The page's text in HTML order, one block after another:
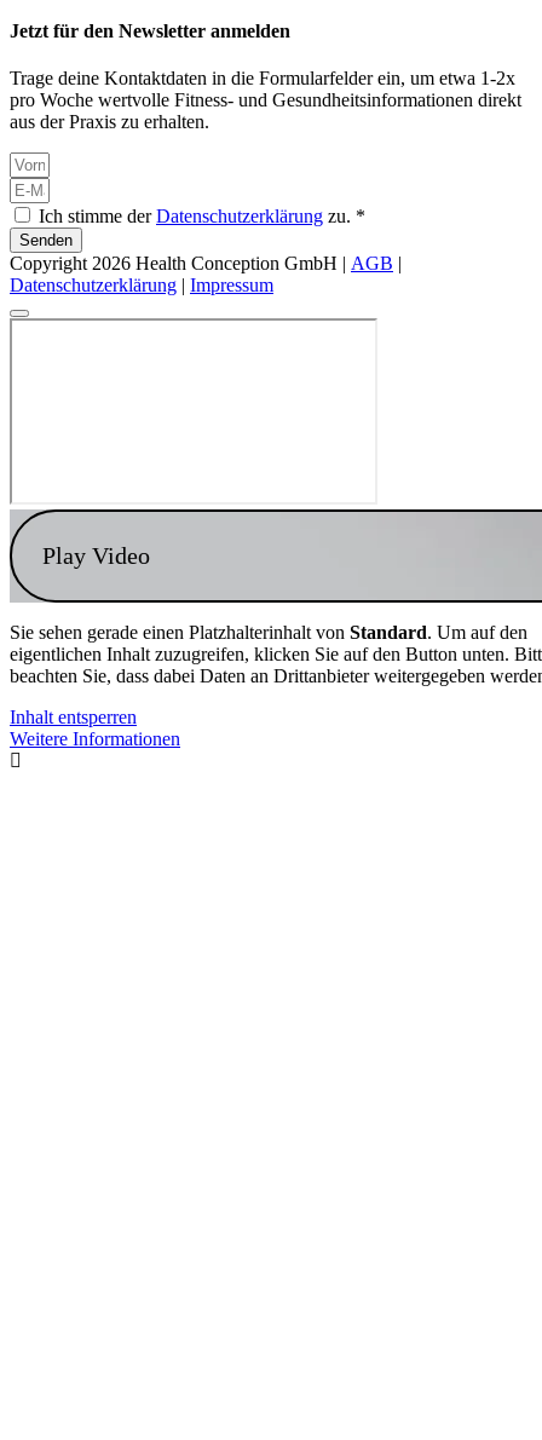
Jetzt für den Newsletter anmelden
Trage deine Kontaktdaten in die Formularfelder ein, um etwa 1-2x
pro Woche wertvolle Fitness- und Gesundheitsinformationen direkt
aus der Praxis zu erhalten.
Ich stimme derDatenschutzerklärung zu. *
Senden
Copyright 2026 Health Conception GmbH | AGB |
Datenschutzerklärung | Impressum
Play Video
Sie sehen gerade einen Platzhalterinhalt von Standard. Um auf den
eigentlichen Inhalt zuzugreifen, klicken Sie auf den Button unten.
beachten Sie, dass dabei Daten an Drittanbieter weitergegeben
Inhalt entsperren
Weitere Informationen